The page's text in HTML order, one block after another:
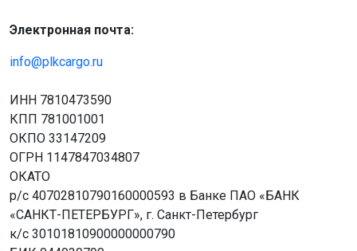
Электронная почта:
info@plkcargo.ru
ИНН 7810473590
КПП 781001001
ОКПО 33147209
ОГРН 1147847034807
ОКАТО
р/с 40702810790160000593 в Банке ПАО «БАНК
«САНКТ-ПЕТЕРБУРГ», г. Санкт-Петербург
к/с 30101810900000000790